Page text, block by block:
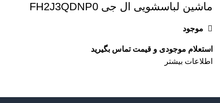
ماشین لباسشویی ال جی FH2J3QDNP0
موجود
اطلاعات بیشتر